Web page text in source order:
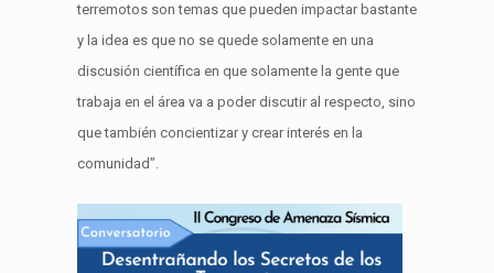
terremotos son temas que pueden impactar bastante
y la idea es que no se quede solamente en una
discusión científica en que solamente la gente que
trabaja en el área va a poder discutir al respecto, sino
que también concientizar y crear interés en la
comunidad”.